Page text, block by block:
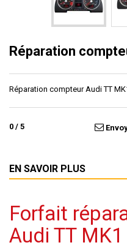
Réparation
Réparation compteur Audi TT
0 / 5
EN SAVOIR PLUS
Forfait
Audi TT